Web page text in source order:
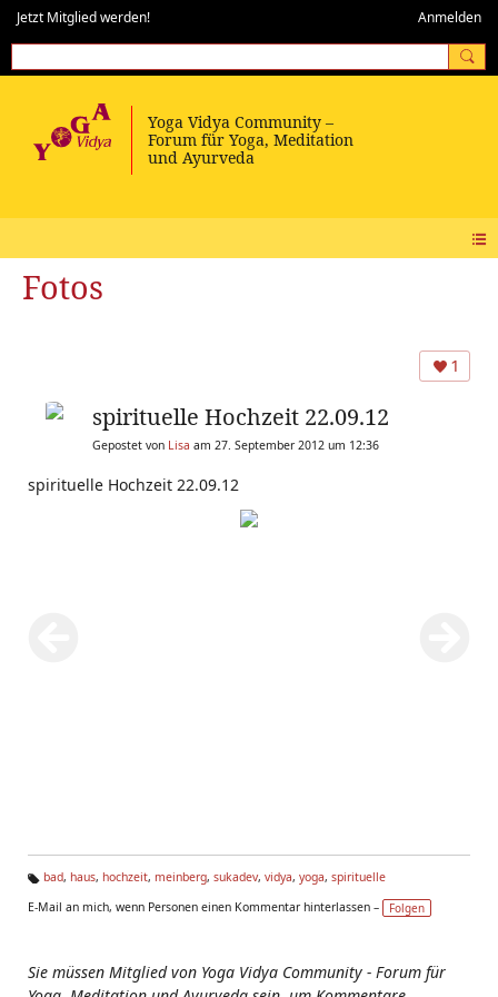
Jetzt Mitglied werden! Anmelden
Fotos
1
spirituelle Hochzeit 22.09.12
Gepostet von Lisa am 27. September 2012 um 12:36
spirituelle Hochzeit 22.09.12
g
bad, haus, hochzeit, meinberg, sukadev, vidya, yoga, spirituelle
E-Mail an mich, wenn Personen einen Kommentar hinterlassen –
Folgen
Sie müssen Mitglied von Yoga Vidya Community - Forum für